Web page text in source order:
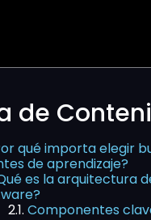
de
qué importa elegir
de aprendizaje?
es la arquitectura
Componentes